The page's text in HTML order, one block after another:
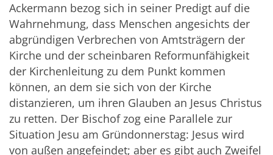
Ackermann bezog sich in seiner Predigt auf die
Wahrnehmung, dass Menschen angesichts der
abgründigen Verbrechen von Amtsträgern der
Kirche und der scheinbaren Reformunfähigkeit
der Kirchenleitung zu dem Punkt kommen
können, an dem sie sich von der Kirche
distanzieren, um ihren Glauben an Jesus Christus
zu retten. Der Bischof zog eine Parallele zur
Situation Jesu am Gründonnerstag: Jesus wird
von außen angefeindet; aber es gibt auch Zweifel